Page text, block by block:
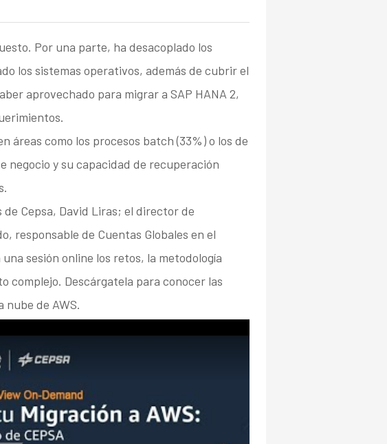
Por una parte, ha desacoplado los
los sistemas operativos, además de cubrir el
aprovechado para migrar a SAP HANA 2,
áreas como los procesos batch (33%) o los de
negocio y su capacidad de recuperación
Cepsa, David Liras; el director de
responsable de Cuentas Globales en el
sesión online los retos, la metodología
complejo. Descárgatela para conocer las
nube de AWS.